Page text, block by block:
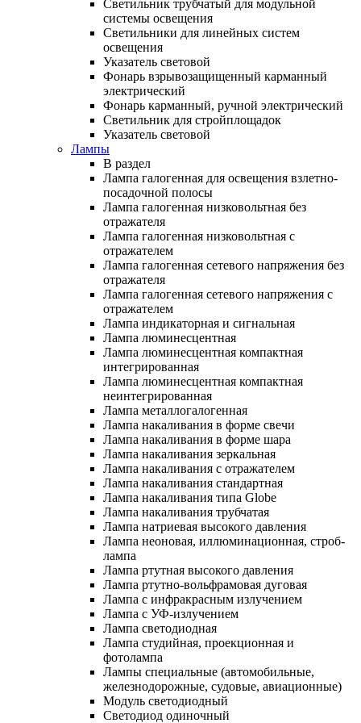
Светильник трубчатый для модульной
системы освещения
Светильники для линейных систем
освещения
Указатель световой
Фонарь взрывозащищенный карманный
электрический
Фонарь карманный, ручной электрический
Светильник для стройплощадок
Указатель световой
Лампы
В раздел
Лампа галогенная для освещения взлетно-
посадочной полосы
Лампа галогенная низковольтная без
отражателя
Лампа галогенная низковольтная с
отражателем
Лампа галогенная сетевого напряжения без
отражателя
Лампа галогенная сетевого напряжения с
отражателем
Лампа индикаторная и сигнальная
Лампа люминесцентная
Лампа люминесцентная компактная
интегрированная
Лампа люминесцентная компактная
неинтегрированная
Лампа металлогалогенная
Лампа накаливания в форме свечи
Лампа накаливания в форме шара
Лампа накаливания зеркальная
Лампа накаливания с отражателем
Лампа накаливания стандартная
Лампа накаливания типа Globe
Лампа накаливания трубчатая
Лампа натриевая высокого давления
Лампа неоновая, иллюминационная, строб-
лампа
Лампа ртутная высокого давления
Лампа ртутно-вольфрамовая дуговая
Лампа с инфракрасным излучением
Лампа с УФ-излучением
Лампа светодиодная
Лампа студийная, проекционная и
фотолампа
Лампы специальные (автомобильные,
железнодорожные, судовые, авиационные)
Модуль светодиодный
Светодиод одиночный